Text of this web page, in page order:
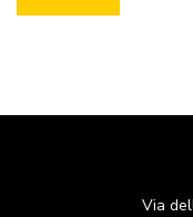
Via